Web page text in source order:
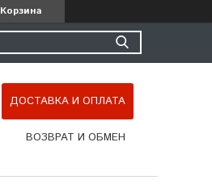
Корзина
ДОСТАВКА И ОПЛАТА
ВОЗВРАТ И ОБМЕН